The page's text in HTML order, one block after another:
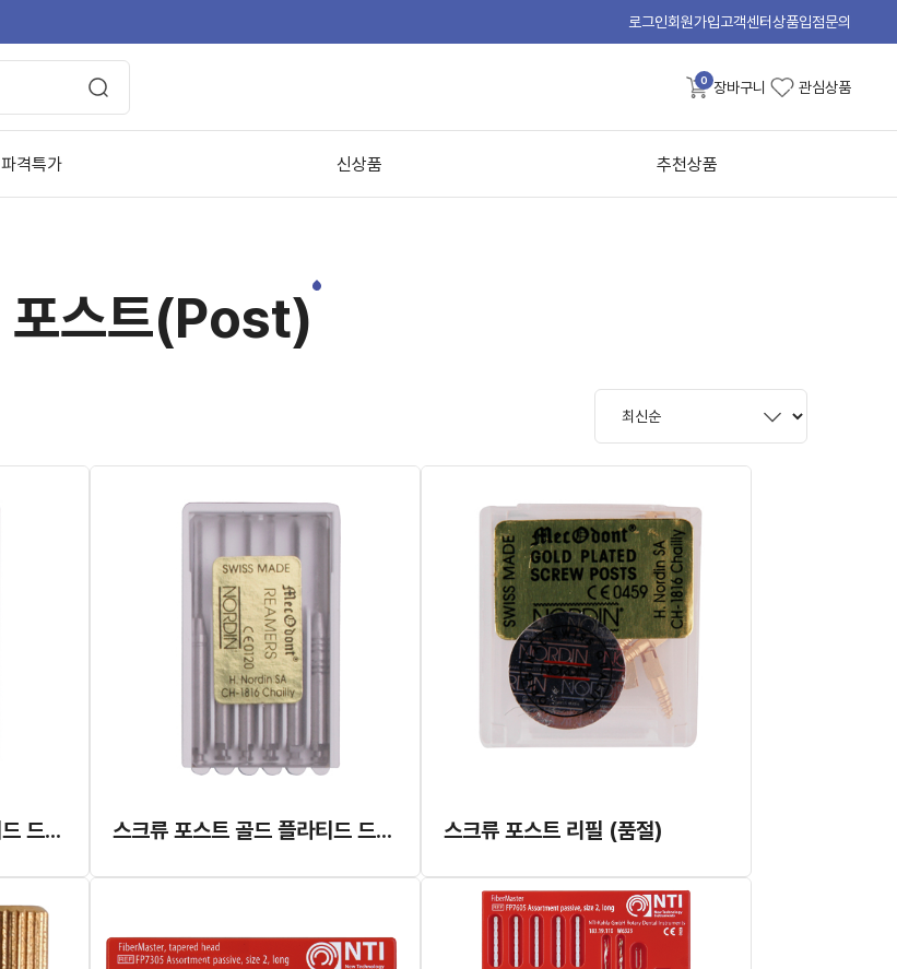
로그인회원가입고객센터상품입점문의
0 장바구니 관심상품
파격특가 신상품 추천상품
포스트(Post)
스크류 포스트 골드 플라티드 드릴 (3pcs) 스크류 포스트 골드 플라티드 드릴 (종합) 스크류 포스트 리필 (품절)